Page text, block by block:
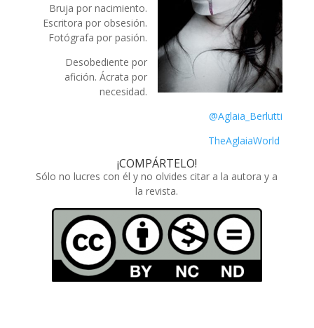
Bruja por nacimiento.
Escritora por obsesión.
Fotógrafa por pasión.
Desobediente por
afición. Ácrata por
necesidad.
@Aglaia_Berlutti
TheAglaiaWorld
¡COMPÁRTELO!
Sólo no lucres con él y no olvides citar a la autora y a
la revista.